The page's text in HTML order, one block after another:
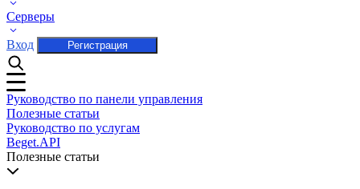
Серверы
Вход Регистрация
Руководство по панели управления
Полезные статьи
Руководство по услугам
Beget.API
Полезные статьи